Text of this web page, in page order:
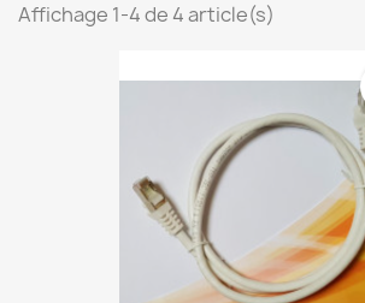
Affichage 1-4 de 4 article(s)